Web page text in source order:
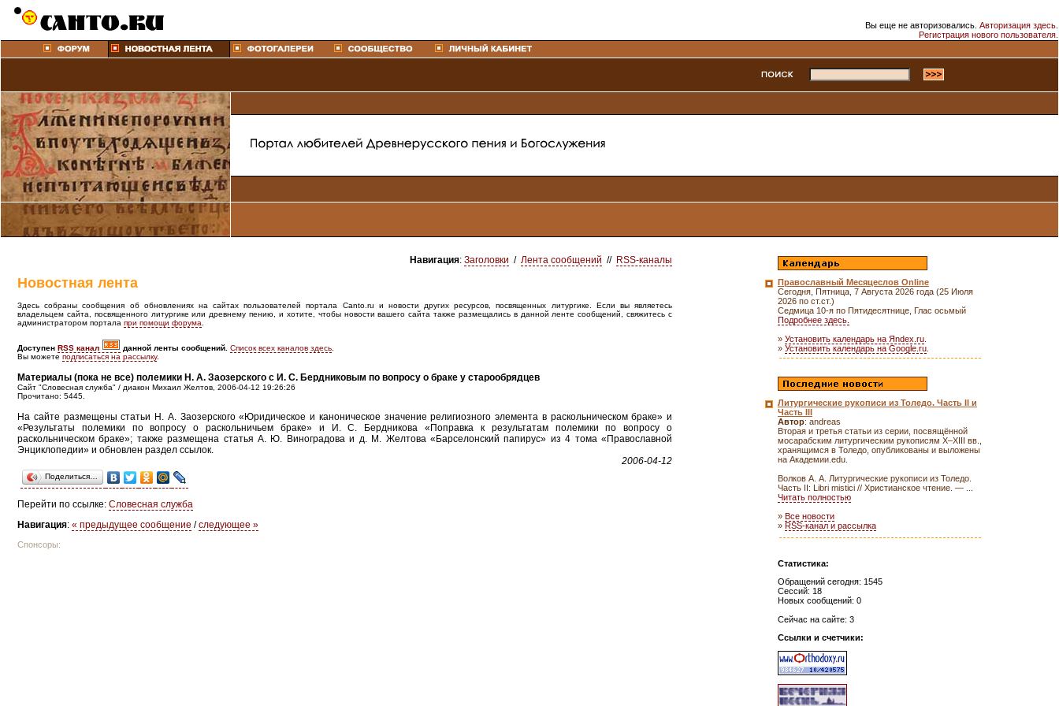
Вы еще не авторизовались. Авторизация здесь
Регистрация нового пользователя.
Навигация: Заголовки / Лента сообщений // RSS-каналы
Новостная лента
Здесь собраны сообщения об обновлениях на сайтах пользователей портала Canto.ru и новости других ресурсов, посвященных литургике. Если вы являетесь
владельцем сайта, посвященного литургике или древнему пению, и хотите, чтобы новости вашего сайта также размещались в данной ленте сообщений, свяжитесь с
администратором портала при помощи форума
Доступен RSS канал данной ленты сообщений. Список всех каналов здесь
Вы можете подписаться на рассылку.
Материалы (пока не все) полемики Н. А. Заозерского с И. С. Бердниковым по вопросу о браке у старообрядцев
Сайт "Словесная служба" / диакон Михаил Желтов, 2006-04-12 19:26:26
Прочитано: 5445.
На сайте размещены статьи Н. А. Заозерского «Юридическое и каноническое значение религиозного элемента в раскольническом браке» и
«Результаты полемики по вопросу о раскольничьем браке» и И. С. Бердникова «Поправка к результатам полемики по вопросу о
раскольническом браке»; также размещена статья А. Ю. Виноградова и д. М. Желтова «Барселонский папирус» из 4 тома «Православной
Энциклопедии» и обновлен раздел ссылок.
2006-04-12
Поделиться…
Перейти по ссылке: Словесная служба
Навигация: « предыдущее сообщение /следующее »
Спонсоры:
Православный Месяцеслов Online
Сегодня, Пятница, 7 Августа 2026 года (25 Июля
2026 по ст.ст.)
Седмица 10-я по Пятидесятнице, Глас осьмый
Подробнее здесь.
» Установить календарь на Яndex.ru
» Установить календарь на Google.ru
Литургические рукописи из Толедо. Часть II и
Часть III
Автор: andreas
Вторая и третья статьи из серии, посвящённой
мосарабским литургическим рукописям X–XIII вв.,
хранящимся в Толедо, опубликованы и выложены
на Академии.edu.
Волков А. А. Литургические рукописи из Толедо.
Часть II: Libri mistici // Христианское чтение. — ...
Читать полностью
» Все новости
» RSS-канал и рассылка
Статистика:
Обращений сегодня: 1545
Сессий: 18
Новых сообщений: 0
Сейчас на сайте: 3
Ссылки и счетчики: